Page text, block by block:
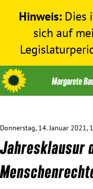
Hinweis: Dies
sich auf
Themen
Menschenrechte
Donnerstag, 14. Januar 2021,
Jahresklausur